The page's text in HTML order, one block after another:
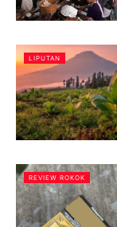
LIPUTAN
REVIEW ROKOK